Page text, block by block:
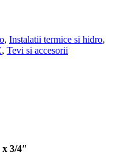
, Instalatii termice si hidro,
, Tevi si accesorii
3/4″